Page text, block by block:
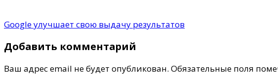
Google улучшает свою выдачу результатов
Добавить комментарий
Ваш адрес email не будет опубликован. Обязательные поля